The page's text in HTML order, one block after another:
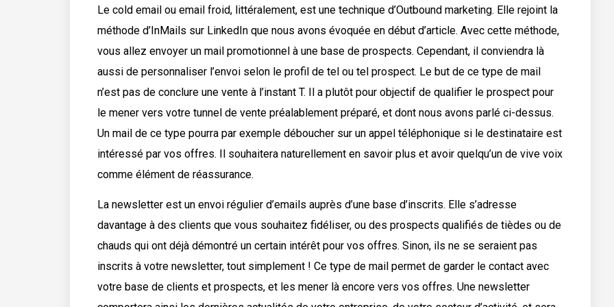
Le cold email ou email froid, littéralement, est une technique d’Outbound marketing. Elle rejoint la
méthode d’InMails sur LinkedIn que nous avons évoquée en début d’article. Avec cette méthode,
vous allez envoyer un mail promotionnel à une base de prospects. Cependant, il conviendra là
aussi de personnaliser l’envoi selon le profil de tel ou tel prospect. Le but de ce type de mail
n’est pas de conclure une vente à l’instant T. Il a plutôt pour objectif de qualifier le prospect pour
le mener vers votre tunnel de vente préalablement préparé, et dont nous avons parlé ci-dessus.
Un mail de ce type pourra par exemple déboucher sur un appel téléphonique si le destinataire est
intéressé par vos offres. Il souhaitera naturellement en savoir plus et avoir quelqu’un de vive voix
comme élément de réassurance.
La newsletter est un envoi régulier d’emails auprès d’une base d’inscrits. Elle s’adresse
davantage à des clients que vous souhaitez fidéliser, ou des prospects qualifiés de tièdes ou de
chauds qui ont déjà démontré un certain intérêt pour vos offres. Sinon, ils ne se seraient pas
inscrits à votre newsletter, tout simplement ! Ce type de mail permet de garder le contact avec
votre base de clients et prospects, et les mener là encore vers vos offres. Une newsletter